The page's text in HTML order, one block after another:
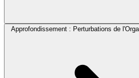
Approfondissement : Perturbations de